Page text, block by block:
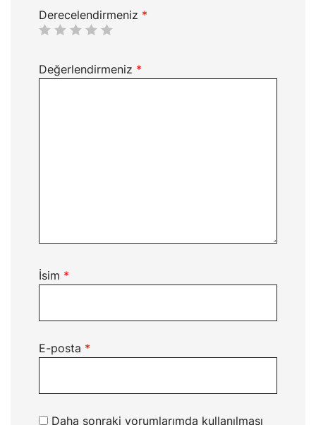
Derecelendirmeniz *
Değerlendirmeniz *
İsim *
E-posta *
Daha sonraki yorumlarımda kullanılması